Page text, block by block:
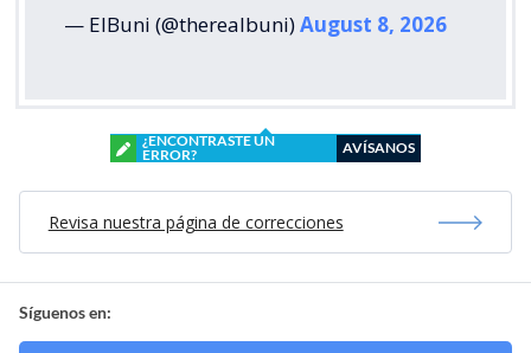
— ElBuni (@therealbuni)August 8, 2026
¿ENCONTRASTE UN
ERROR?
AVÍSANOS
Revisa nuestra página de correcciones
Síguenos en: